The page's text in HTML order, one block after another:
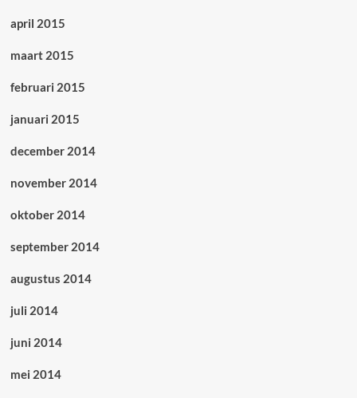
april 2015
maart 2015
februari 2015
januari 2015
december 2014
november 2014
oktober 2014
september 2014
augustus 2014
juli 2014
juni 2014
mei 2014